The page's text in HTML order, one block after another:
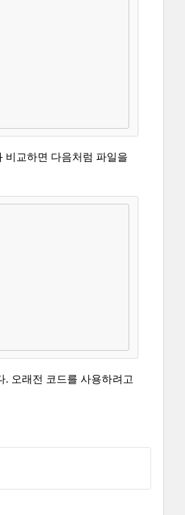
비교하면 다음처럼 파일을
오래전 코드를 사용하려고